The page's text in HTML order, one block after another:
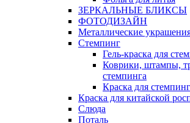
ЗЕРКАЛЬНЫЕ БЛИКСЫ
ФОТОДИЗАЙН
Металлические
Стемпинг
Гель-краска для
Коврики, штампы,
стемпинга
Краска для
Краска для китайской
Слюда
Поталь